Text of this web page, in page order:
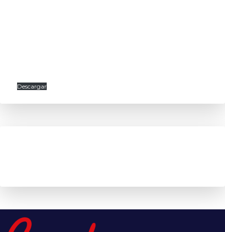
Descargar